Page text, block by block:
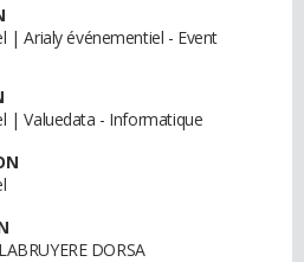
| Arialy événementiel - Event
| Valuedata - Informatique
DORSA